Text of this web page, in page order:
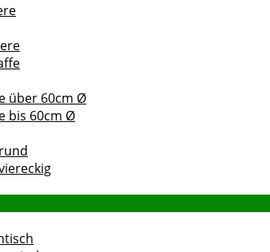
über 60cm Ø
bis 60cm Ø